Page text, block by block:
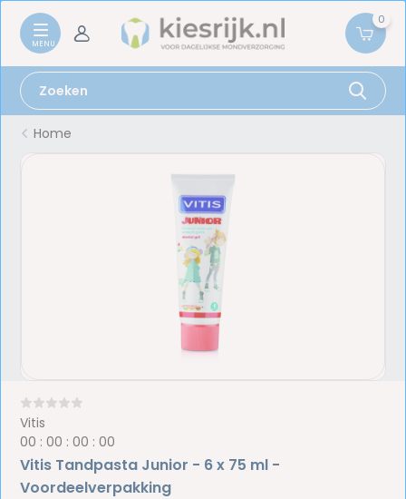
0
Home
Vitis
00 :00 :00 :00
Vitis Tandpasta Junior - 6 x 75 ml -
Voordeelverpakking